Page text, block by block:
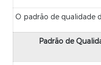
O padrão de qualidade
Padrão de